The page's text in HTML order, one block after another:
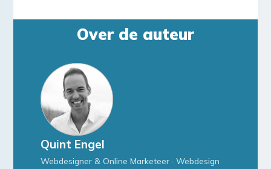
Over de auteur
Quint Engel
Webdesigner & Online Marketeer · Webdesign